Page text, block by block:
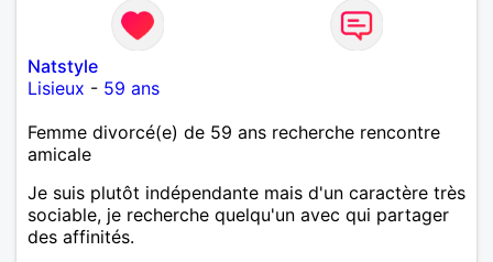
Natstyle
Lisieux - 59 ans
Femme divorcé(e) de 59 ans recherche rencontre
amicale
Je suis plutôt indépendante mais d'un caractère très
sociable, je recherche quelqu'un avec qui partager
des affinités.